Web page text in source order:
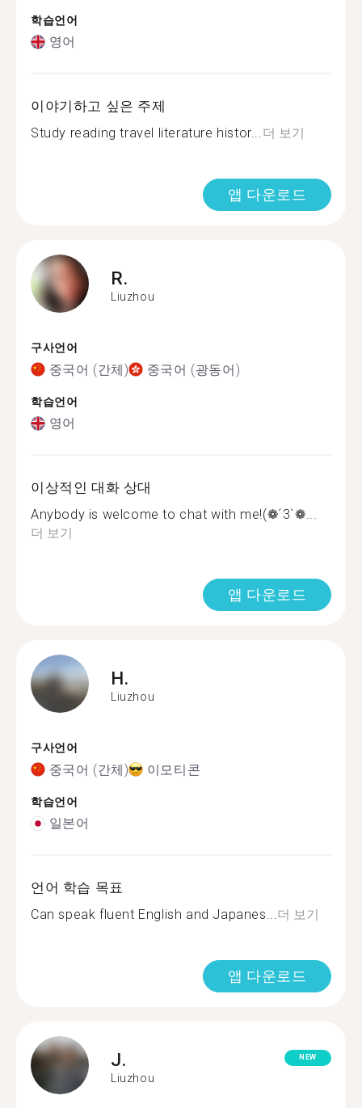
학습언어
영어
이야기하고 싶은 주제
Study reading travel literature histor...더 보기
앱 다운로드
R.
Liuzhou
구사언어
중국어 (간체) 중국어 (광동어)
학습언어
영어
이상적인 대화 상대
Anybody is welcome to chat with me!(❁´3`❁...
더 보기
앱 다운로드
H.
Liuzhou
구사언어
중국어 (간체) 이모티콘
학습언어
일본어
언어 학습 목표
Can speak fluent English and Japanes...더 보기
앱 다운로드
J.
Liuzhou
NEW